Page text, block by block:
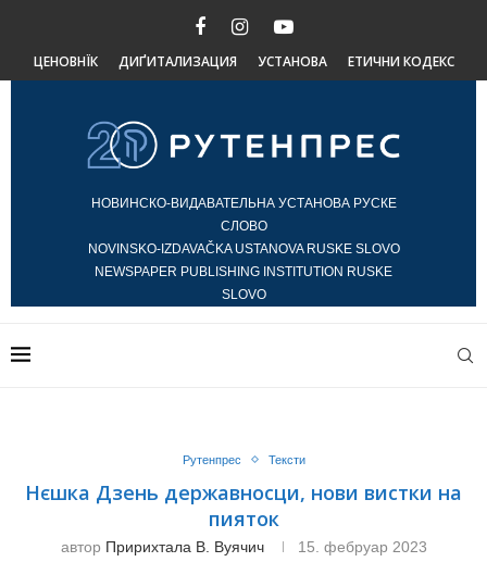
ЦЕНОВНЇК ДИҐИТАЛИЗАЦИЯ УСТАНОВА ЕТИЧНИ КОДЕКС
НОВИНСКО-ВИДАВАТЕЛЬНА УСТАНОВА РУСКЕ
СЛОВО
NOVINSKO-IZDAVAČKA USTANOVA RUSKE SLOVO
NEWSPAPER PUBLISHING INSTITUTION RUSKE
SLOVO
Рутенпрес Тексти
Нєшка Дзень державносци, нови вистки на
пияток
автор Пририхтала В. Вуячич 15. фебруар 2023